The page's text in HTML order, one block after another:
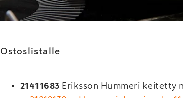
Ostoslistalle
21411683 Eriksson Hummeri keitetty